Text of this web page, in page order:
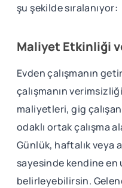
şu şekilde sıralanıyor:
Maliyet Etkinliği
Evden çalışmanın
çalışmanın
maliyetleri, gig
odaklı ortak çalışma
Günlük, haftalık veya
sayesinde kendine en
belirleyebilirsin.